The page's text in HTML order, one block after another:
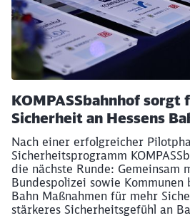
KOMPASSbahnhof sorgt
Sicherheit an Hessens
Nach einer erfolgreicher
Sicherheitsprogramm
die nächste Runde: Gemeinsam
Bundespolizei sowie Kommunen
Bahn Maßnahmen für mehr
stärkeres Sicherheitsgefühl an